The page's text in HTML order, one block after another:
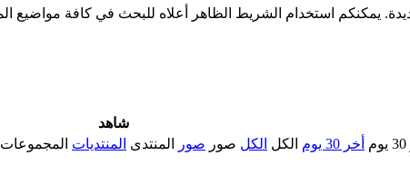
شاهد
أخر 30 يوم الكل الكل صور صور المنتدى المنتديات المجموعات